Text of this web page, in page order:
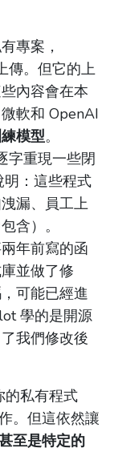
專案，
傳。但它的上
內容會在本
軟和 OpenAI
模型。
字重現一些閉
：這些程式
漏、員工上
含）。
年前寫的函
並做了修
可能已經進
學的是開源
我們修改後
的私有程式
。但這依然讓
至是特定的